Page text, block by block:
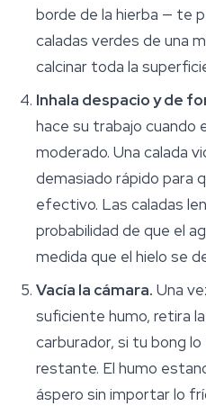
borde de la hierba — te
caladas verdes de una
calcinar toda la
Inhala despacio y de
hace su trabajo cuando
moderado. Una calada
demasiado rápido para
efectivo. Las caladas
probabilidad de que el
medida que el hielo se
Vacía la cámara. Una
suficiente humo, retira
carburador, si tu bong
restante. El humo
áspero sin importar lo